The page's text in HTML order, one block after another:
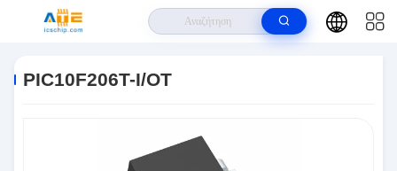
PIC10F206T-I/OT